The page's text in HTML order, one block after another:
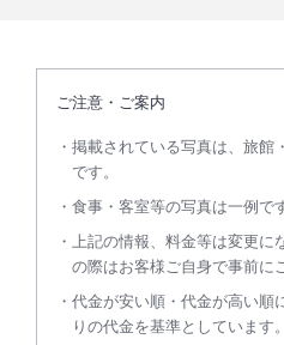
ご注意・ご案内
掲載されている写真は、旅館
です。
食事・客室等の写真は一例で
上記の情報、料金等は変更
の際はお客様ご自身で事前に
代金が安い順・代金が高い順
りの代金を基準としています。